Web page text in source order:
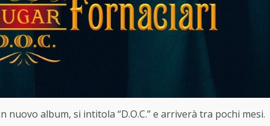
album, si intitola “D.O.C.” e arriverà tra pochi mesi.